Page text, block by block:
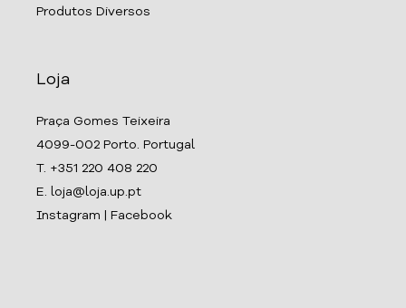
Produtos Diversos
Loja
Praça Gomes Teixeira
4099-002 Porto. Portugal
T. +351 220 408 220
E. loja@loja.up.pt
Instagram
Facebook